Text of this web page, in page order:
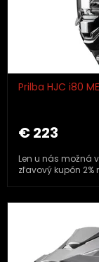
Prilba HJC i80
€ 223
Len u nás možná
zľavový kupón